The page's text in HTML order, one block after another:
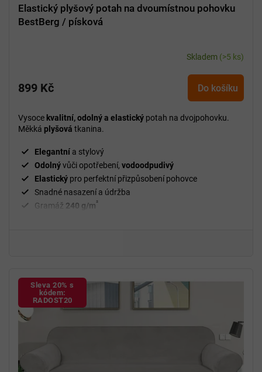
Elastický plyšový potah na dvoumístnou pohovku
BestBerg / písková
Skladem (>5 ks)
899 Kč Do košíku
Vysoce kvalitní, odolný a elastický potah na dvojpohovku.
Měkká plyšová tkanina.
Elegantní a stylový
Odolnývůči opotřebení, vodoodpudivý
Elastický pro perfektní přizpůsobení pohovce
Snadné nasazení a údržba
Gramáž 240 g/m²
Sleva 20% s
kódem:
RADOST20